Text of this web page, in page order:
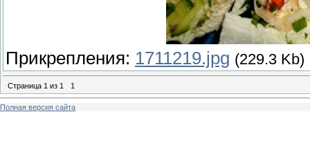
Прикрепления: 1711219.jpg (229.3 Kb)
Страница 1 из 1 1
Полная версия сайта